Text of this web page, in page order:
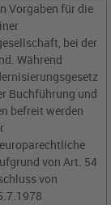
Vorgaben für die
bei der
Während
Buchführung und
befreit werden
von Art. 54
von